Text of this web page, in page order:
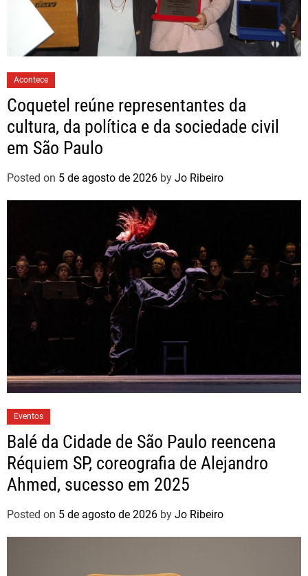
Acontece
Coquetel reúne representantes da
cultura, da política e da sociedade civil
em São Paulo
Posted on 5 de agosto de 2026 by Jo Ribeiro
Eventos
Balé da Cidade de São Paulo reencena
Réquiem SP, coreografia de Alejandro
Ahmed, sucesso em 2025
Posted on 5 de agosto de 2026 by Jo Ribeiro